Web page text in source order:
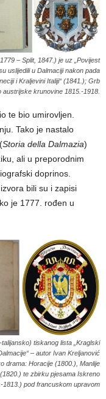
– Split, 1847.) je uz „Povijest
uslijedili u Dalmaciji nakon pada
i Kraljevini Italiji“ (1841.); Grb
austrijske krunovine 1815.-1918.
te bio umirovljen.
Tako je nastalo
Storia della Dalmazia)
ali u preporodnim
doprinos.
bili su i zapisi
je 1777. rođen u
tiskanog lista „Kraglski
– autor Ivan Kreljanović
drama: Horacije (1800.), Manlije
te zbirku pjesama Iskreno
1813.) pod francuskom upravom